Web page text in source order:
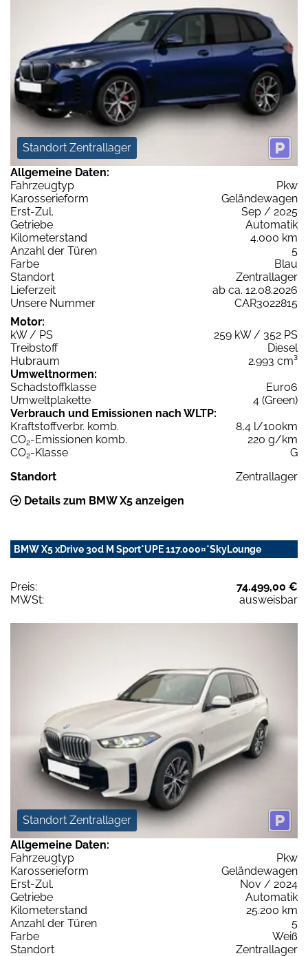
Standort Zentrallager
Allgemeine Daten:
Fahrzeugtyp
Pkw
Karosserieform
Geländewagen
Erst-Zul.
Sep / 2025
Getriebe
Automatik
Kilometerstand
4.000 km
Anzahl der Türen
5
Farbe
Blau
Standort
Zentrallager
Lieferzeit
ab ca. 12.08.2026
Unsere Nummer
CAR3022815
Motor:
kW / PS
259 kW / 352 PS
Treibstoff
Diesel
Hubraum
2.993 cm³
Umweltnormen:
Schadstoffklasse
Euro6
Umweltplakette
4 (Green)
Verbrauch und Emissionen nach WLTP:
Kraftstoffverbr. komb.
8,4 l/100km
CO2-Emissionen komb.
220 g/km
CO2-Klasse
G
Standort
Zentrallager
Details zum BMW X5 anzeigen
BMW X5 xDrive 30d M Sport*UPE 117.000¤*SkyLounge
Preis:
74.499,00 €
MWSt:
ausweisbar
Standort Zentrallager
Allgemeine Daten:
Fahrzeugtyp
Pkw
Karosserieform
Geländewagen
Erst-Zul.
Nov / 2024
Getriebe
Automatik
Kilometerstand
25.200 km
Anzahl der Türen
5
Farbe
Weiß
Standort
Zentrallager